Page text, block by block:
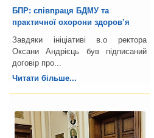
БПР: співпраця БДМУ та
практичної охорони здоров’я
Завдяки ініціативі в.о ректора
Оксани Андрієць був підписаний
договір про...
Читати більше...